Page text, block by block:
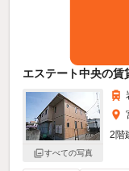
エステート中央の賃
すべての写真
2階